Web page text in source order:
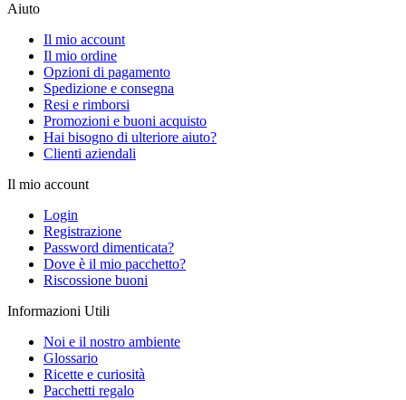
Aiuto
Il mio account
Il mio ordine
Opzioni di pagamento
Spedizione e consegna
Resi e rimborsi
Promozioni e buoni acquisto
Hai bisogno di ulteriore aiuto?
Clienti aziendali
Il mio account
Login
Registrazione
Password dimenticata?
Dove è il mio pacchetto?
Riscossione buoni
Informazioni Utili
Noi e il nostro ambiente
Glossario
Ricette e curiosità
Pacchetti regalo